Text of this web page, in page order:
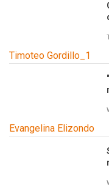
Timoteo Gordillo_1
Evangelina Elizondo